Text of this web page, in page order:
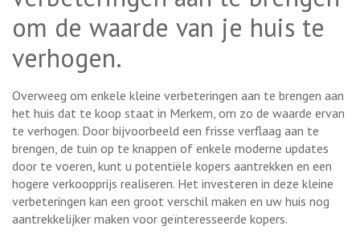
om de waarde van je huis te
verhogen.
Overweeg om enkele kleine verbeteringen aan te brengen aan
het huis dat te koop staat in Merkem, om zo de waarde ervan
te verhogen. Door bijvoorbeeld een frisse verflaag aan te
brengen, de tuin op te knappen of enkele moderne updates
door te voeren, kunt u potentiële kopers aantrekken en een
hogere verkoopprijs realiseren. Het investeren in deze kleine
verbeteringen kan een groot verschil maken en uw huis nog
aantrekkelijker maken voor geïnteresseerde kopers.